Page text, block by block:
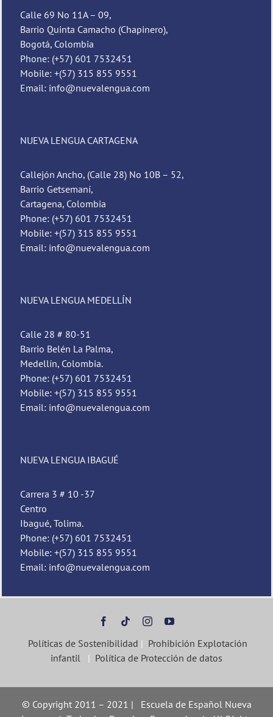
Calle 69 No 11A – 09,
Barrio Quinta Camacho (Chapinero),
Bogotá, Colombia
Phone: (+57) 601 7532451
Mobile: +(57) 315 855 9551
Email: info@nuevalengua.com
NUEVA LENGUA CARTAGENA
Callejón Ancho, (Calle 28) No 10B – 52,
Barrio Getsemaní,
Cartagena, Colombia
Phone: (+57) 601 7532451
Mobile: +(57) 315 855 9551
Email: info@nuevalengua.com
NUEVA LENGUA MEDELLÍN
Calle 28 # 80-51
Barrio Belén La Palma,
Medellín, Colombia.
Phone: (+57) 601 7532451
Mobile: +(57) 315 855 9551
Email: info@nuevalengua.com
NUEVA LENGUA IBAGUÉ
Carrera 3 # 10 -37
Centro
Ibagué, Tolima.
Phone: (+57) 601 7532451
Mobile: +(57) 315 855 9551
Email: info@nuevalengua.com
Políticas de Sostenibilidad | Prohibición Explotación
infantil | Política de Protección de datos
© Copyright 2011 – 2021 | Escuela de Español Nueva
Nueva Lengua